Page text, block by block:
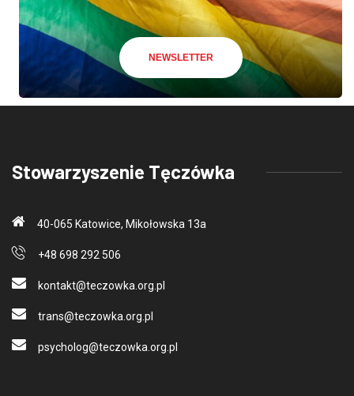
NEWSLETTER
Stowarzyszenie Tęczówka
40-065 Katowice, Mikołowska 13a
+48 698 292 506
kontakt@teczowka.org.pl
trans@teczowka.org.pl
psycholog@teczowka.org.pl